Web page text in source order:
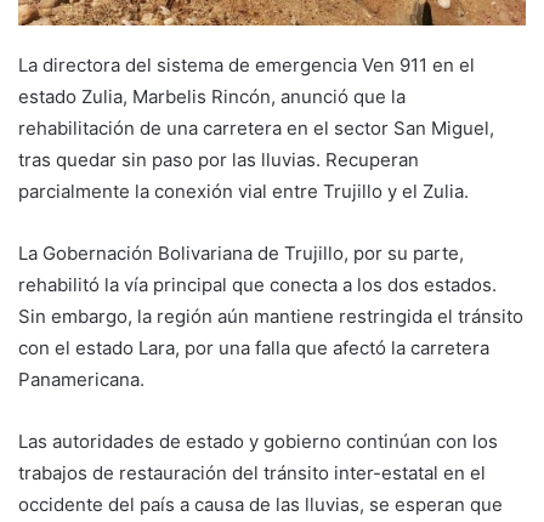
La directora del sistema de emergencia Ven 911 en el
estado Zulia, Marbelis Rincón, anunció que la
rehabilitación de una carretera en el sector San Miguel,
tras quedar sin paso por las lluvias. Recuperan
parcialmente la conexión vial entre Trujillo y el Zulia.
La Gobernación Bolivariana de Trujillo, por su parte,
rehabilitó la vía principal que conecta a los dos estados.
Sin embargo, la región aún mantiene restringida el tránsito
con el estado Lara, por una falla que afectó la carretera
Panamericana.
Las autoridades de estado y gobierno continúan con los
trabajos de restauración del tránsito inter-estatal en el
occidente del país a causa de las lluvias, se esperan que